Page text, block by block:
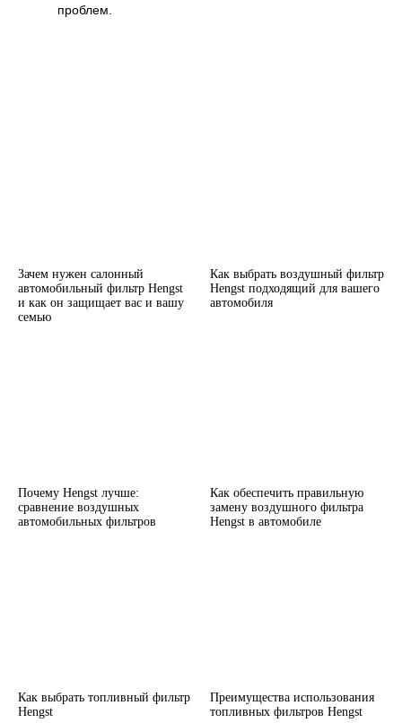
проблем.
Зачем нужен салонный
автомобильный фильтр Hengst
и как он защищает вас и вашу
семью
Как выбрать воздушный фильтр
Hengst подходящий для вашего
автомобиля
Почему Hengst лучше:
сравнение воздушных
автомобильных фильтров
Как обеспечить правильную
замену воздушного фильтра
Hengst в автомобиле
Как выбрать топливный фильтр
Hengst
Преимущества использования
топливных фильтров Hengst